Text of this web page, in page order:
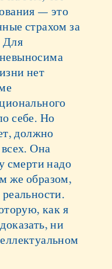
— это
страхом за
Для
нет
себе. Но
должно
Она
смерти надо
же образом,
как я
ни